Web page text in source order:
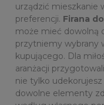
urządzić mieszkanie
preferencji. Firana
może mieć dowolną
przytniemy wybrany
kupującego. Dla
aranżacji
nie tylko
dowolne elementy